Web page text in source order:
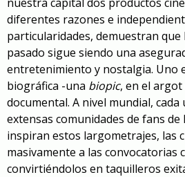
diferentes razones e
particularidades, demuestran que
pasado sigue siendo una
entretenimiento y nostalgia. Uno
biográfica -una biopic, en el
documental. A nivel mundial,
extensas comunidades de fans
inspiran estos largometrajes, las
masivamente a las convocatorias
convirtiéndolos en taquilleros